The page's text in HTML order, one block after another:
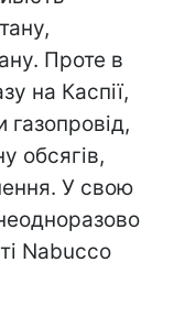
Проте в
на Каспії,
газопровід,
обсягів,
У свою
Nabucco